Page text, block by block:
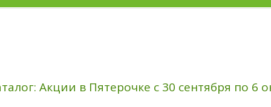
Акции в Пятерочке с 30 сентября по 6